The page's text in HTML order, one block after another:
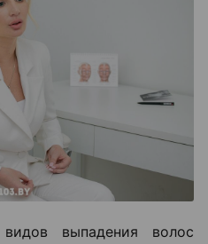
выпадения волос